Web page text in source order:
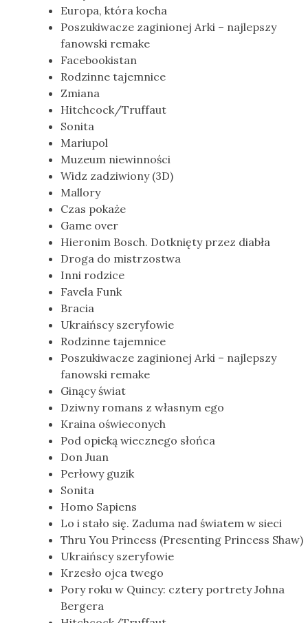
Europa, która kocha
Poszukiwacze zaginionej Arki – najlepszy
fanowski remake
Facebookistan
Rodzinne tajemnice
Zmiana
Hitchcock/Truffaut
Sonita
Mariupol
Muzeum niewinności
Widz zadziwiony (3D)
Mallory
Czas pokaże
Game over
Hieronim Bosch. Dotknięty przez diabła
Droga do mistrzostwa
Inni rodzice
Favela Funk
Bracia
Ukraińscy szeryfowie
Rodzinne tajemnice
Poszukiwacze zaginionej Arki – najlepszy
fanowski remake
Ginący świat
Dziwny romans z własnym ego
Kraina oświeconych
Pod opieką wiecznego słońca
Don Juan
Perłowy guzik
Sonita
Homo Sapiens
Lo i stało się. Zaduma nad światem w sieci
Thru You Princess (Presenting Princess Shaw)
Ukraińscy szeryfowie
Krzesło ojca twego
Pory roku w Quincy: cztery portrety Johna
Bergera